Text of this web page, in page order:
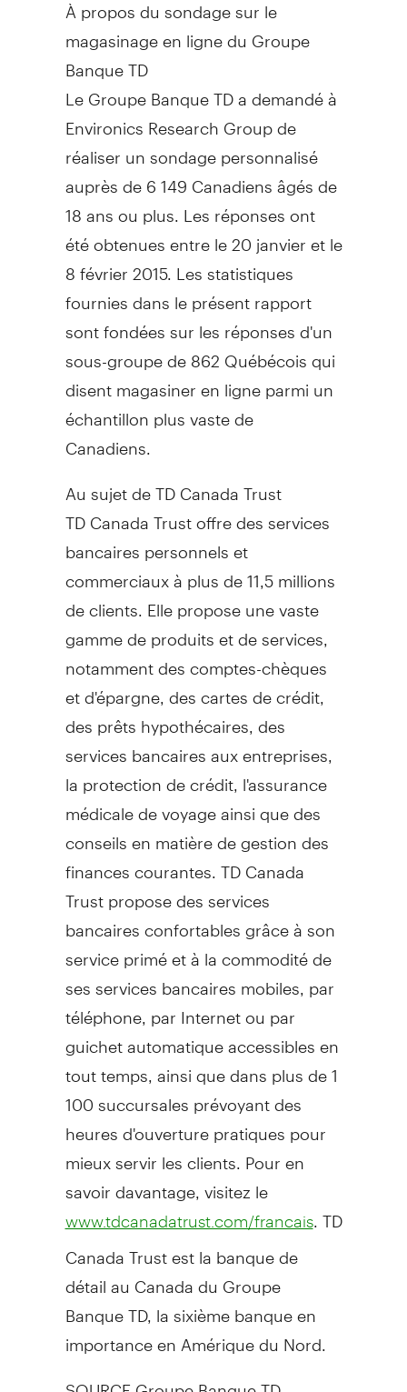
magasinage en ligne du Groupe
Banque TD
Le Groupe Banque TD a demandé à
Environics Research Group de
réaliser un sondage personnalisé
auprès de 6 149 Canadiens âgés de
18 ans ou plus. Les réponses ont
été obtenues entre le 20 janvier et le
8 février 2015. Les statistiques
fournies dans le présent rapport
sont fondées sur les réponses d'un
sous-groupe de 862 Québécois qui
disent magasiner en ligne parmi un
échantillon plus vaste de
Canadiens.
Au sujet de TD Canada Trust
TD Canada Trust offre des services
bancaires personnels et
commerciaux à plus de 11,5 millions
de clients. Elle propose une vaste
gamme de produits et de services,
notamment des comptes-chèques
et d'épargne, des cartes de crédit,
des prêts hypothécaires, des
services bancaires aux entreprises,
la protection de crédit, l'assurance
médicale de voyage ainsi que des
conseils en matière de gestion des
finances courantes. TD Canada
Trust propose des services
bancaires confortables grâce à son
service primé et à la commodité de
ses services bancaires mobiles, par
téléphone, par Internet ou par
guichet automatique accessibles en
tout temps, ainsi que dans plus de 1
100 succursales prévoyant des
heures d'ouverture pratiques pour
mieux servir les clients. Pour en
savoir davantage, visitez le
www.tdcanadatrust.com/francais. TD
Canada Trust est la banque de
détail au Canada du Groupe
Banque TD, la sixième banque en
importance en Amérique du Nord.
SOURCE Groupe Banque TD